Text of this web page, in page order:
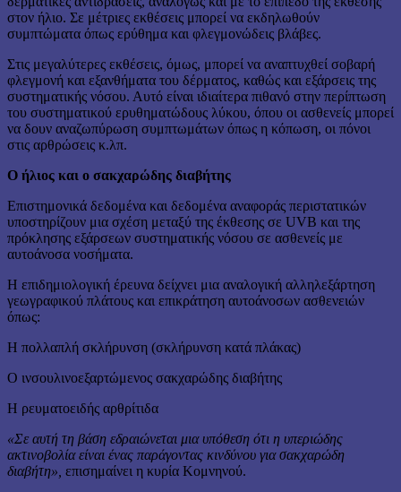
στον ήλιο. Σε μέτριες εκθέσεις μπορεί να εκδηλωθούν
συμπτώματα όπως ερύθημα και φλεγμονώδεις βλάβες.
Στις μεγαλύτερες εκθέσεις, όμως, μπορεί να αναπτυχθεί σοβαρή
φλεγμονή και εξανθήματα του δέρματος, καθώς και εξάρσεις της
συστηματικής νόσου. Αυτό είναι ιδιαίτερα πιθανό στην περίπτωση
του συστηματικού ερυθηματώδους λύκου, όπου οι ασθενείς μπορεί
να δουν αναζωπύρωση συμπτωμάτων όπως η κόπωση, οι πόνοι
στις αρθρώσεις κ.λπ.
Ο ήλιος και ο σακχαρώδης διαβήτης
Επιστημονικά δεδομένα και δεδομένα αναφοράς περιστατικών
υποστηρίζουν μια σχέση μεταξύ της έκθεσης σε UVB και της
πρόκλησης εξάρσεων συστηματικής νόσου σε ασθενείς με
αυτοάνοσα νοσήματα.
Η επιδημιολογική έρευνα δείχνει μια αναλογική αλληλεξάρτηση
γεωγραφικού πλάτους και επικράτηση αυτοάνοσων ασθενειών
όπως:
Η πολλαπλή σκλήρυνση (σκλήρυνση κατά πλάκας)
Ο ινσουλινοεξαρτώμενος σακχαρώδης διαβήτης
Η ρευματοειδής αρθρίτιδα
«Σε αυτή τη βάση εδραιώνεται μια υπόθεση ότι η υπεριώδης
ακτινοβολία είναι ένας παράγοντας κινδύνου για σακχαρώδη
διαβήτη», επισημαίνει η κυρία Κομνηνού.